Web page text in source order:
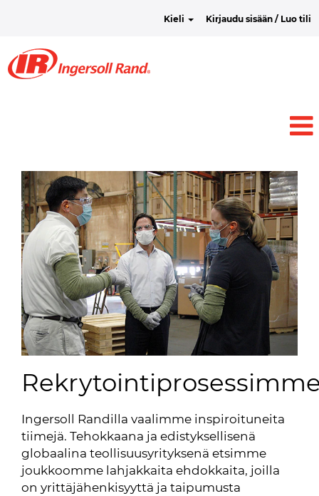
Kieli Kirjaudu sisään / Luo tili
Ingersoll Randilla vaalimme inspiroituneita
tiimejä. Tehokkaana ja edistyksellisenä
globaalina teollisuusyrityksenä etsimme
joukkoomme lahjakkaita ehdokkaita, joilla
on yrittäjähenkisyyttä ja taipumusta